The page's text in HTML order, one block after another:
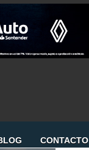
CONTACTO